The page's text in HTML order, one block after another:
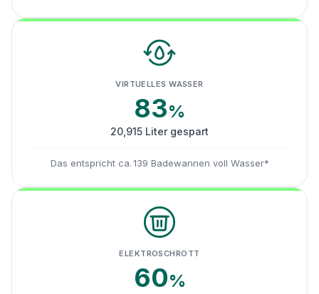
VIRTUELLES WASSER
83%
20,915 Liter gespart
Das entspricht ca. 139 Badewannen voll Wasser*
ELEKTROSCHROTT
60%